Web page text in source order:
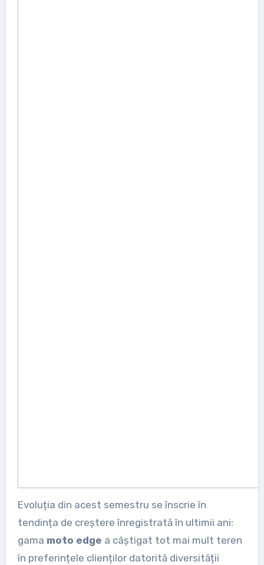
Evoluția din acest semestru se înscrie în
tendința de creștere înregistrată în ultimii ani:
gama moto edge a câștigat tot mai mult teren
în preferințele clienților datorită diversității